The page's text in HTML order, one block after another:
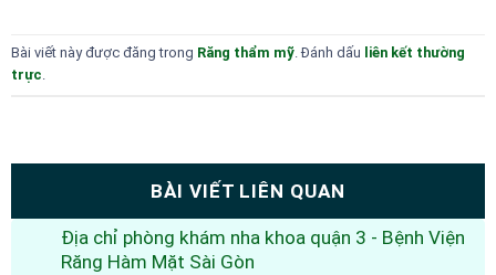
Bài viết này được đăng trong Răng thẩm mỹ. Đánh dấu liên kết thường
trực.
BÀI VIẾT LIÊN QUAN
Địa chỉ phòng khám nha khoa quận 3 - Bệnh Viện
Răng Hàm Mặt Sài Gòn